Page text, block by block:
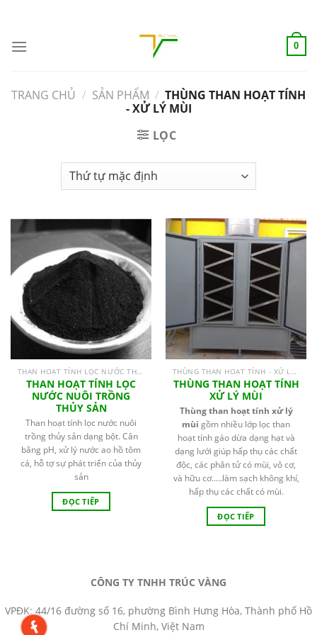
content
0
TRANG CHỦ / SẢN PHẨM / THÙNG THAN HOẠT TÍNH
- XỬ LÝ MÙI
LỌC
THAN HOẠT TÍNH LỌC NƯỚC THỦY SẢN
THAN HOẠT TÍNH LỌC
NƯỚC NUÔI TRỒNG
THỦY SẢN
Than hoạt tính lọc nước nuôi
trồng thủy sản dạng bột. Cân
bằng pH, xử lý nước ao hồ tôm
cá, hỗ tợ sự phát triển của thủy
sản
ĐỌC TIẾP
THÙNG THAN HOẠT TÍNH - XỬ LÝ MÙI
THÙNG THAN HOẠT TÍNH
XỬ LÝ MÙI
Thùng than hoạt tính xử lý
mùi gồm nhiều lớp lọc than
hoạt tính gáo dừa dạng hạt và
dạng lưới giúp hấp thụ các chất
độc, các phân tử có mùi, vô cơ,
và hữu cơ.....làm sạch không khí,
hấp thụ các chất có mùi.
ĐỌC TIẾP
CÔNG TY TNHH TRÚC VÀNG
VPĐK: 44/16 đường số 16, phường Bình Hưng Hòa, Thành phố Hồ
Chí Minh, Việt Nam